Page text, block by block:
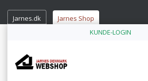
Jarnes.dk
Jarnes Shop
KUNDE-LOGIN